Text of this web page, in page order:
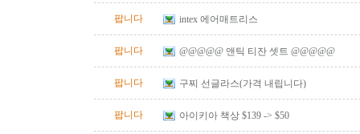
팝니다 intex 에어매트리스
팝니다 @@@@@ 앤틱 티잔 셋트 @@@@@
팝니다 구찌 선글라스(가격 내립니다)
팝니다 아이키아 책상 $139 -> $50